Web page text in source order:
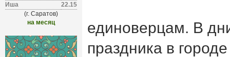
Иша
22.15
(г. Саратов)
на месяц
единоверцам. В
праздника в